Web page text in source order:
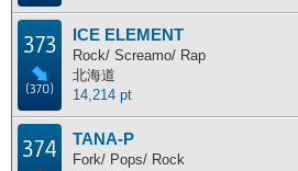
373
(370)
ICE ELEMENT
Rock/ Screamo/ Rap
北海道
14,214 pt
374 TANA-P
Fork/ Pops/ Rock